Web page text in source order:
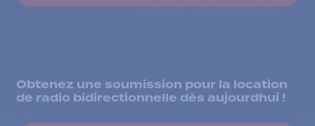
Obtenez une soumission pour la location
de radio bidirectionnelle dès aujourdhui !